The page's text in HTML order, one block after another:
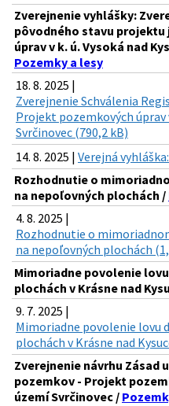
Zverejnenie vyhlášky:
pôvodného stavu projektu
úprav v k. ú. Vysoká nad
Pozemky a lesy
18. 8. 2025 |
Zverejnenie Schválenia
Projekt pozemkových
Svrčinovec (790,2 kB)
14. 8. 2025 | Verejná
Rozhodnutie o
na nepoľovných plochách /
4. 8. 2025 |
Rozhodnutie o
na nepoľovných plochách
Mimoriadne povolenie
plochách v Krásne nad
9. 7. 2025 |
Mimoriadne povolenie lovu
plochách v Krásne nad
Zverejnenie návrhu Zásad
pozemkov - Projekt
území Svrčinovec /